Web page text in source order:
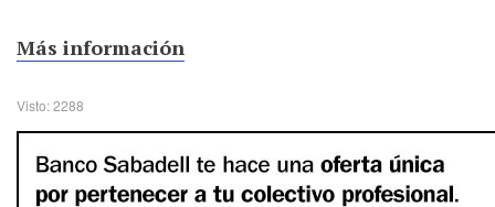
Más información
Visto: 2288